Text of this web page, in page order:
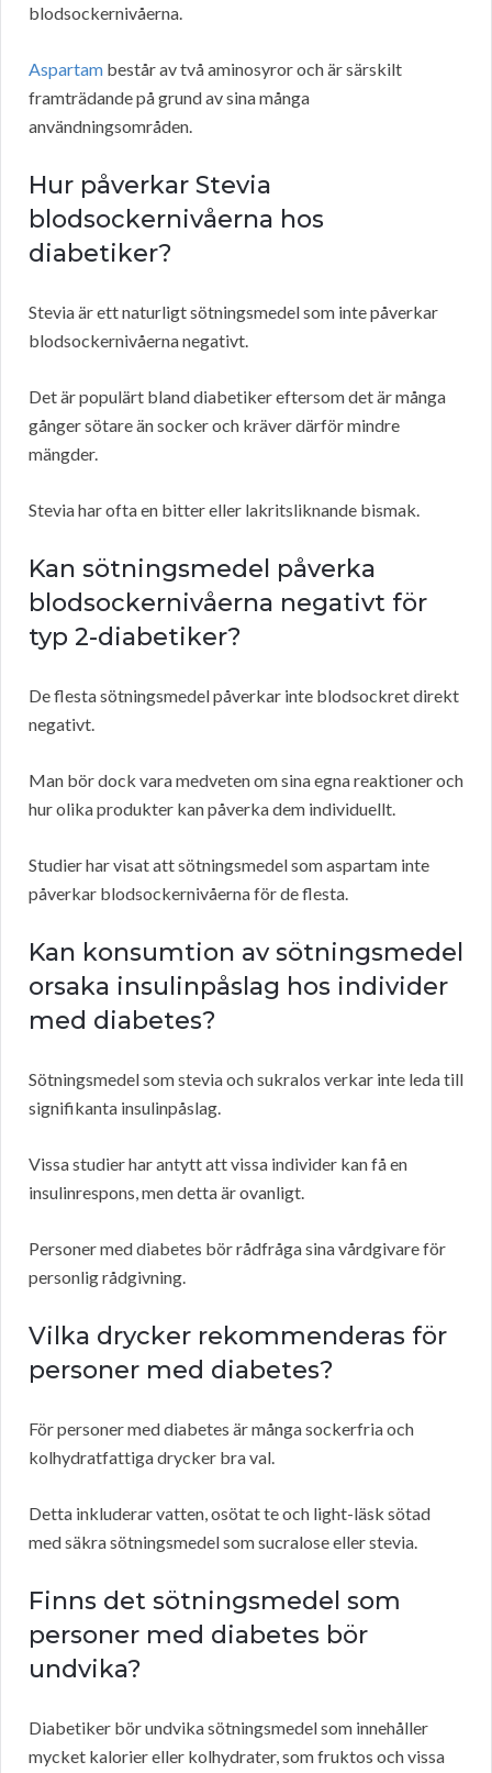
blodsockernivåerna.
Aspartam består av två aminosyror och är särskilt
framträdande på grund av sina många
användningsområden.
Hur påverkar Stevia
blodsockernivåerna hos
diabetiker?
Stevia är ett naturligt sötningsmedel som inte påverkar
blodsockernivåerna negativt.
Det är populärt bland diabetiker eftersom det är många
gånger sötare än socker och kräver därför mindre
mängder.
Stevia har ofta en bitter eller lakritsliknande bismak.
Kan sötningsmedel påverka
blodsockernivåerna negativt för
typ 2-diabetiker?
De flesta sötningsmedel påverkar inte blodsockret direkt
negativt.
Man bör dock vara medveten om sina egna reaktioner och
hur olika produkter kan påverka dem individuellt.
Studier har visat att sötningsmedel som aspartam inte
påverkar blodsockernivåerna för de flesta.
Kan konsumtion av sötningsmedel
orsaka insulinpåslag hos individer
med diabetes?
Sötningsmedel som stevia och sukralos verkar inte leda till
signifikanta insulinpåslag.
Vissa studier har antytt att vissa individer kan få en
insulinrespons, men detta är ovanligt.
Personer med diabetes bör rådfråga sina vårdgivare för
personlig rådgivning.
Vilka drycker rekommenderas för
personer med diabetes?
För personer med diabetes är många sockerfria och
kolhydratfattiga drycker bra val.
Detta inkluderar vatten, osötat te och light-läsk sötad
med säkra sötningsmedel som sucralose eller stevia.
Finns det sötningsmedel som
personer med diabetes bör
undvika?
Diabetiker bör undvika sötningsmedel som innehåller
mycket kalorier eller kolhydrater, som fruktos och vissa